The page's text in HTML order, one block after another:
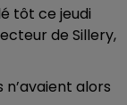
tôt ce jeudi
de Sillery,
alors